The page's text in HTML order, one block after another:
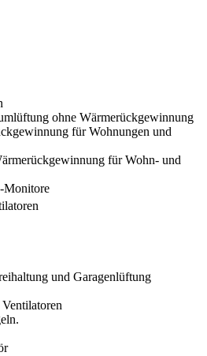
ohne Wärmerückgewinnung
für Wohnungen und
für Wohn- und
-Monitore
und Garagenlüftung